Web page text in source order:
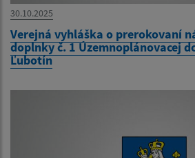
30.10.2025
Verejná vyhláška o prerokovaní
doplnky č. 1 Územnoplánovacej
Ľubotín